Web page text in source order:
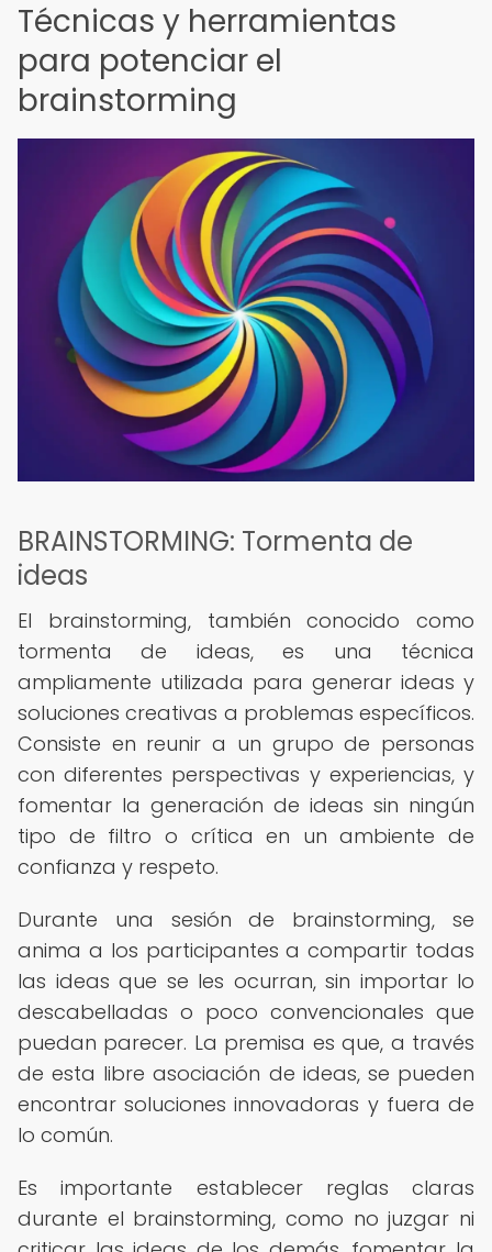
Técnicas y herramientas
para potenciar el
brainstorming
BRAINSTORMING: Tormenta de
ideas
El brainstorming, también conocido como
tormenta de ideas, es una técnica
ampliamente utilizada para generar ideas y
soluciones creativas a problemas específicos.
Consiste en reunir a un grupo de personas
con diferentes perspectivas y experiencias, y
fomentar la generación de ideas sin ningún
tipo de filtro o crítica en un ambiente de
confianza y respeto.
Durante una sesión de brainstorming, se
anima a los participantes a compartir todas
las ideas que se les ocurran, sin importar lo
descabelladas o poco convencionales que
puedan parecer. La premisa es que, a través
de esta libre asociación de ideas, se pueden
encontrar soluciones innovadoras y fuera de
lo común.
Es importante establecer reglas claras
durante el brainstorming, como no juzgar ni